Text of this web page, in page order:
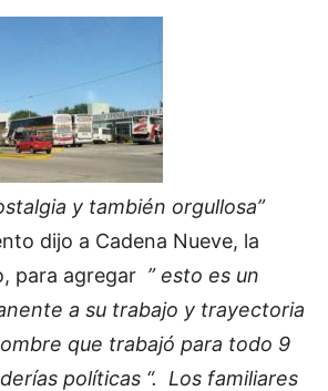
y también orgullosa”
dijo a Cadena Nueve, la
para agregar ” esto es un
a su trabajo y trayectoria
que trabajó para todo 9
políticas “. Los familiares